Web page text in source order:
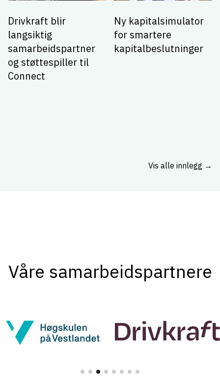
Drivkraft blir
langsiktig
samarbeidspartner
og støttespiller til
Connect
Ny kapitalsimulator
for smartere
kapitalbeslutninger
Vis alle innlegg →
Våre samarbeidspartnere